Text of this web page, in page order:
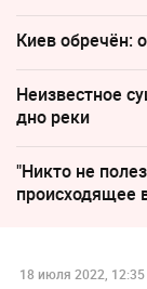
Киев обречён:
Неизвестное
дно реки
"Никто не
происходящее
18 июля 2022, 12:35